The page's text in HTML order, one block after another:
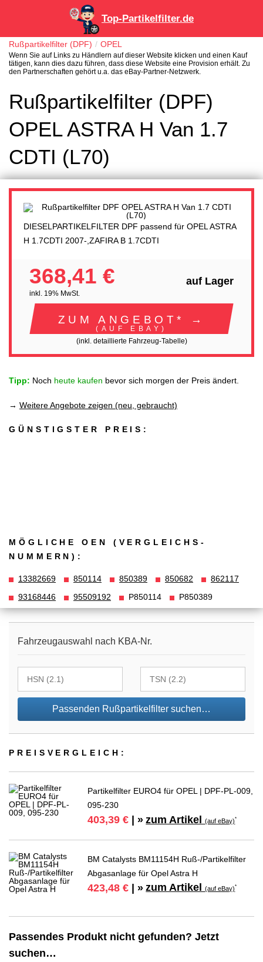
Top-Partikelfilter.de
Rußpartikelfilter (DPF) OPEL
Wenn Sie auf Links zu Händlern auf dieser Website klicken und einen Kauf
tätigen, kann dies dazu führen, dass diese Website eine Provision erhält. Zu
den Partnerschaften gehört u.a. das eBay-Partner-Netzwerk.
Rußpartikelfilter (DPF)
OPEL ASTRA H Van 1.7
CDTI (L70)
DIESELPARTIKELFILTER DPF passend für OPEL ASTRA
H 1.7CDTI 2007-,ZAFIRA B 1.7CDTI
368,41 €
inkl. 19% MwSt.
auf Lager
ZUM ANGEBOT* →
(AUF EBAY)
(inkl. detaillierte Fahrzeug-Tabelle)
Tipp: Noch heute kaufen bevor sich morgen der Preis ändert.
→ Weitere Angebote zeigen (neu, gebraucht)
GÜNSTIGSTER PREIS:
MÖGLICHE OEN (VERGLEICHS­
NUMMERN):
13382669 850114 850389 850682
862117
93168446
95509192 P850114 P850389
Fahrzeugauswahl nach KBA-Nr.
Passenden Rußpartikelfilter suchen…
PREIS­VER­GLEICH:
Partikelfilter EURO4 für OPEL | DPF-PL-009,
095-230
403,39 € | » zum Artikel(auf eBay)*
BM Catalysts BM11154H Ruß-/Partikelfilter
Abgasanlage für Opel Astra H
423,48 € | » zum Artikel(auf eBay)*
Passendes Produkt nicht gefunden? Jetzt
suchen…